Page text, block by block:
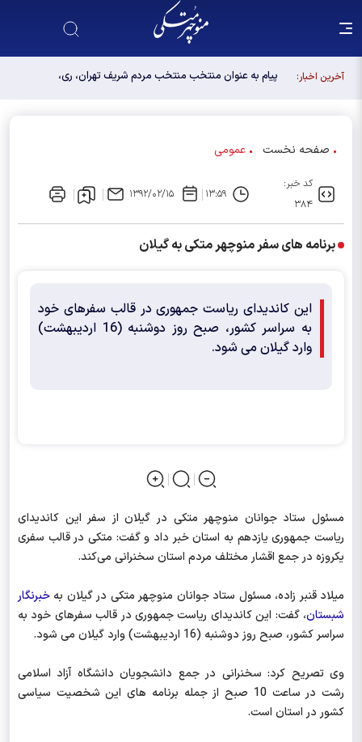
آخرین اخبار:
پیام به عنوان منتخب منتخب مردم شریف تهران، ری،
صفحه نخست عمومی
کد خبر:
۳۸۴
۱۳:۵۹ ۱۳۹۲/۰۲/۱۵
برنامه های سفر منوچهر متکی به گیلان
این کاندیدای ریاست جمهوری در قالب سفرهای خود
به سراسر کشور، صبح روز دوشنبه (16 اردیبهشت)
وارد گیلان می شود.
مسئول ستاد جوانان منوچهر متکی در گیلان از سفر این کاندیدای
ریاست جمهوری یازدهم به استان خبر داد و گفت: متکی در قالب سفری
یکروزه در جمع اقشار مختلف مردم استان سخنرانی می‌کند.
میلاد قنبر زاده، مسئول ستاد جوانان منوچهر متکی در گیلان به خبرنگار
شبستان، گفت: این کاندیدای ریاست جمهوری در قالب سفرهای خود به
سراسر کشور، صبح روز دوشنبه (16 اردیبهشت) وارد گیلان می شود.
وی تصریح کرد: سخنرانی در جمع دانشجویان دانشگاه آزاد اسلامی
رشت در ساعت 10 صبح از جمله برنامه های این شخصیت سیاسی
کشور در استان است.